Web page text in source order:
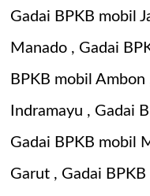
Gadai BPKB mobil
Manado, Gadai
BPKB mobil Ambon
Indramayu , Gadai
Gadai BPKB mobil
Garut, Gadai